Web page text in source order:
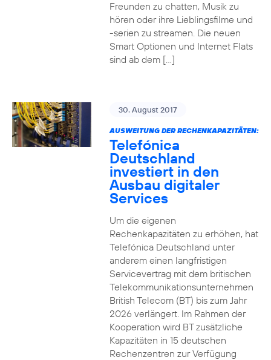
Freunden zu chatten, Musik zu
hören oder ihre Lieblingsfilme und
-serien zu streamen. Die neuen
Smart Optionen und Internet Flats
sind ab dem […]
30. August 2017
AUSWEITUNG DER RECHENKAPAZITÄTEN:
Telefónica
Deutschland
investiert in den
Ausbau digitaler
Services
Um die eigenen
Rechenkapazitäten zu erhöhen, hat
Telefónica Deutschland unter
anderem einen langfristigen
Servicevertrag mit dem britischen
Telekommunikationsunternehmen
British Telecom (BT) bis zum Jahr
2026 verlängert. Im Rahmen der
Kooperation wird BT zusätzliche
Kapazitäten in 15 deutschen
Rechenzentren zur Verfügung